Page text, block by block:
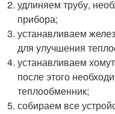
удлиняем трубу,
прибора;
устанавливаем
для улучшения
устанавливаем
после этого
теплообменник;
собираем все